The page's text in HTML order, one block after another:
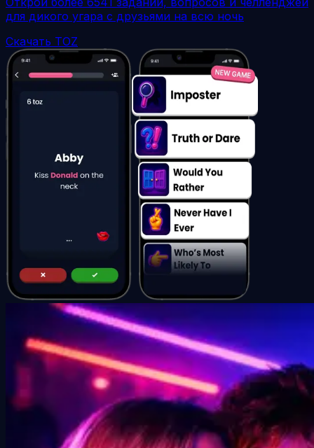
для дикого угара с друзьями на всю ночь
Скачать TOZ